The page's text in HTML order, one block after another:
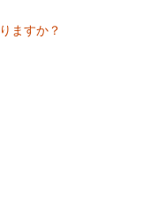
ますか？